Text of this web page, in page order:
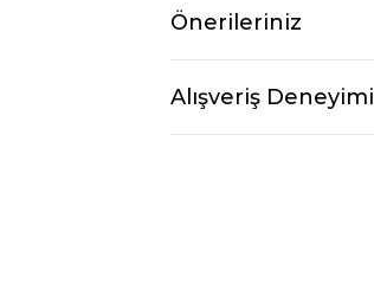
Önerileriniz
Alışveriş Deneyimi